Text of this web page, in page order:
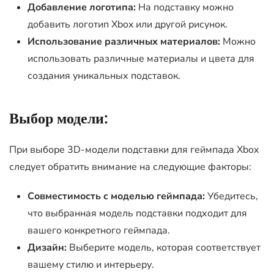
Добавление логотипа: На подставку можно
добавить логотип Xbox или другой рисунок.
Использование различных материалов: Можно
использовать различные материалы и цвета для
создания уникальных подставок.
Выбор модели:
При выборе 3D-модели подставки для геймпада Xbox
следует обратить внимание на следующие факторы:
Совместимость с моделью геймпада:Убедитесь,
что выбранная модель подставки подходит для
вашего конкретного геймпада.
Дизайн: Выберите модель, которая соответствует
вашему стилю и интерьеру.